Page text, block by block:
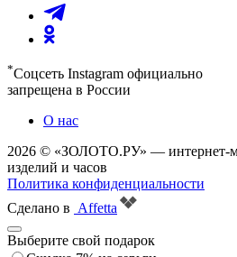
*Соцсеть Instagram официально
запрещена в России
О нас
2026 © «ЗОЛОТО.РУ» — интернет-
изделий и часов
Политика конфиденциальности
Сделано в Affetta
Выберите свой подарок